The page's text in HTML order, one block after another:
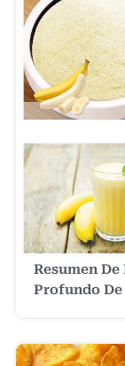
Resumen
Profundo